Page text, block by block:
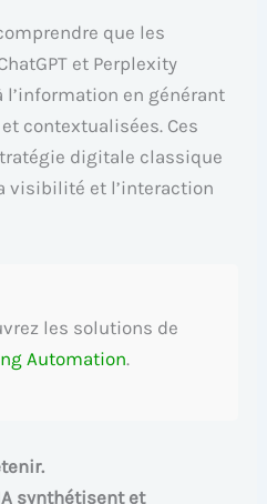
que les
et Perplexity
l’information en générant
contextualisées. Ces
digitale classique
visibilité et l’interaction
les solutions de
Automation.
synthétisent et